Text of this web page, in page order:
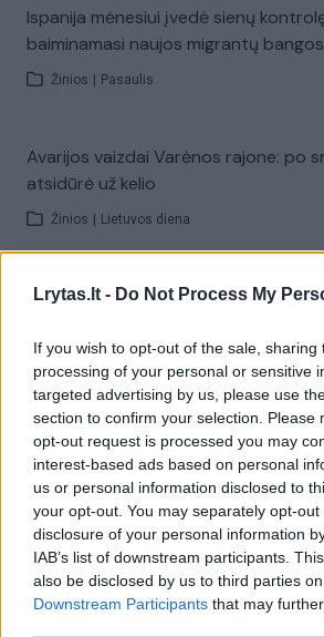
Lrytas.lt - Do Not Process My
If you wish to opt-out of the sale, sharing
processing of your personal or sensitive
targeted advertising by us, please use
section to confirm your selection. Please
opt-out request is processed you may
interest-based ads based on personal
us or personal information disclosed to
your opt-out. You may separately opt-
disclosure of your personal information
IAB’s list of downstream participants.
also be disclosed by us to third parties
Downstream Participants that may
Ispanija mėnesiui įvedė sienų
baiminamasi naujos migrantų bangos
Žinios Pasaulis
Avarijos vaizdai Varėnos rajone: po
atsidūrė už kelio
Žinios Lietuvos diena
Viduržemio jūra pasiekė rekordą:
Pasaulis
Visi įrašai
Žiūrimiausi įrašai
Vaizdai iš tragiškos avarijos Vilniaus